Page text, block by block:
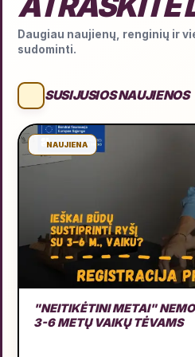
Daugiau naujienų, renginių ir
sudominti.
SUSIJUSIOS NAUJIENOS
NAUJIENA
"NEITIKĖTINI METAI"
3-6 METŲ VAIKŲ TĖVAMS